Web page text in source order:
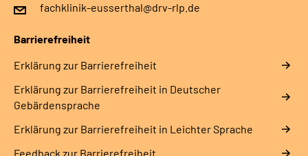
fachklinik-eusserthal@drv-rlp.de
Barrierefreiheit
Erklärung zur Barrierefreiheit
Erklärung zur Barrierefreiheit in Deutscher
Gebärdensprache
Erklärung zur Barrierefreiheit in Leichter Sprache
Feedback zur Barrierefreiheit